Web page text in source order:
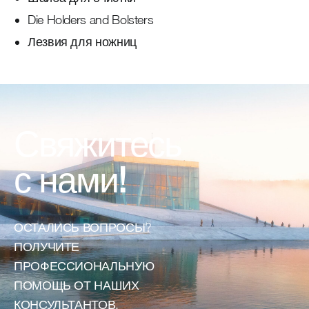
Die Holders and Bolsters
Лезвия для ножниц
Свяжитесь
с нами!
ОСТАЛИСЬ ВОПРОСЫ?
ПОЛУЧИТЕ
ПРОФЕССИОНАЛЬНУЮ
ПОМОЩЬ ОТ НАШИХ
КОНСУЛЬТАНТОВ.